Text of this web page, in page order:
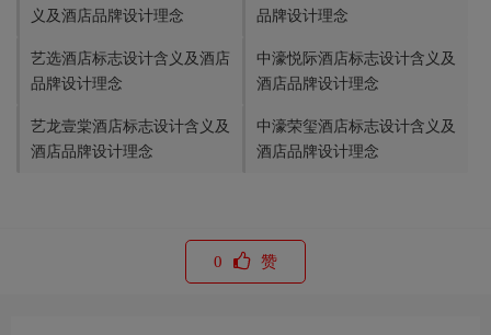
义及酒店品牌设计理念
品牌设计理念
艺选酒店标志设计含义及酒店
品牌设计理念
中濠悦际酒店标志设计含义及
酒店品牌设计理念
艺龙壹棠酒店标志设计含义及
酒店品牌设计理念
中濠荣玺酒店标志设计含义及
酒店品牌设计理念
0 赞